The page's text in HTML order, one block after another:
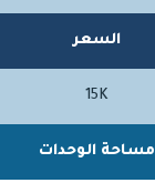
السعر
15K
مساحة الوحدات